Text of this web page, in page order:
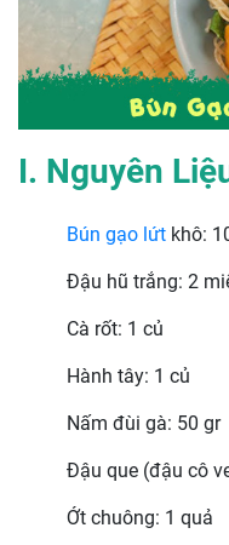
I. Nguyên
Bún gạo lứt khô:
Đậu hũ trắng: 2
Cà rốt: 1 củ
Hành tây: 1 củ
Nấm đùi gà: 50 gr
Đậu que (đậu cô
Ớt chuông: 1 quả